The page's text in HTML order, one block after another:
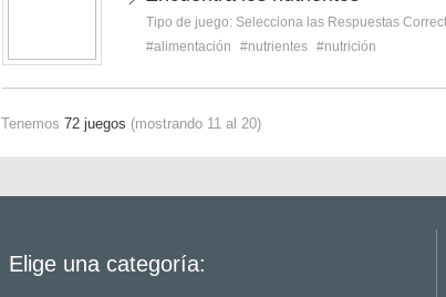
Tipo de juego: Selecciona las Respuestas
#alimentación
#nutrientes #nutrición
Tenemos 72 juegos (mostrando 11 al 20)
Elige una categoría: